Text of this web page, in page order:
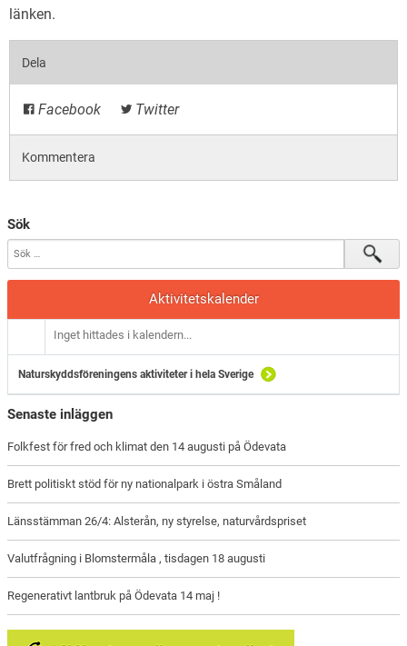
länken.
Dela
Facebook Twitter
Kommentera
Sök
Aktivitetskalender
Inget hittades i kalendern...
Naturskyddsföreningens aktiviteter i hela Sverige
Senaste inläggen
Folkfest för fred och klimat den 14 augusti på Ödevata
Brett politiskt stöd för ny nationalpark i östra Småland
Länsstämman 26/4: Alsterån, ny styrelse, naturvårdspriset
Valutfrågning i Blomstermåla , tisdagen 18 augusti
Regenerativt lantbruk på Ödevata 14 maj !